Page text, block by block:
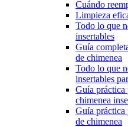
Cuándo
Limpieza
Todo lo que
insertables
Guía
de chimenea
Todo lo que
insertables
Guía práctica
chimenea
Guía práctica
de chimenea